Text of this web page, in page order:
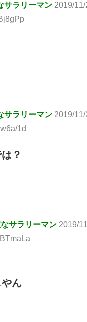
サラリーマン 2019/
サラリーマン 2019/
1d
？
サラリーマン 2019/
ん